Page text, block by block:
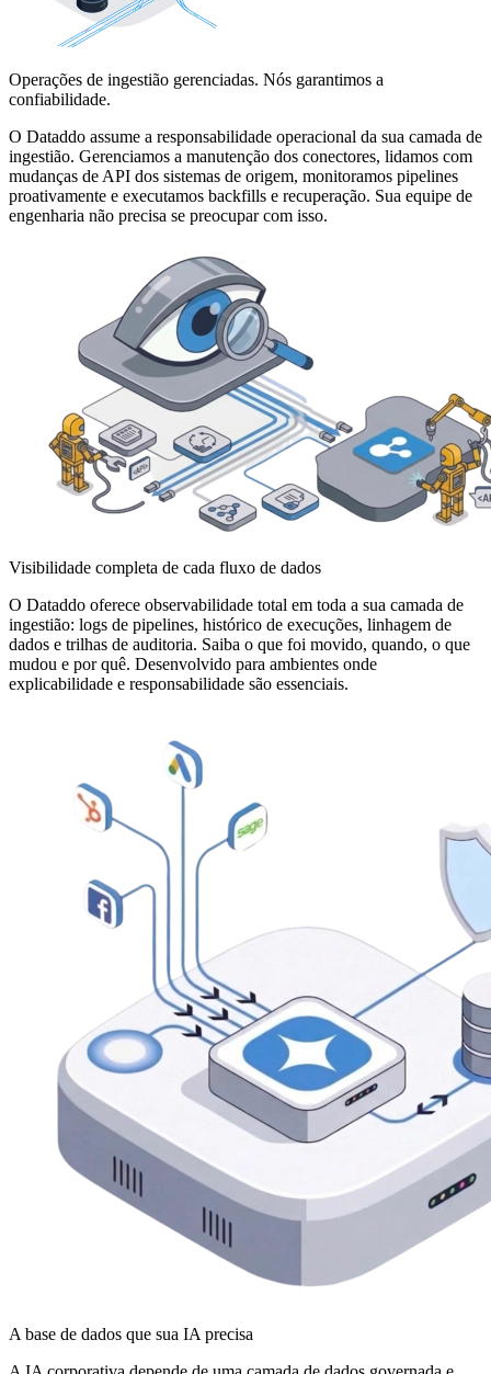
Operações de ingestião gerenciadas. Nós garantimos a
confiabilidade.
O Dataddo assume a responsabilidade operacional da sua camada de
ingestião. Gerenciamos a manutenção dos conectores, lidamos com
mudanças de API dos sistemas de origem, monitoramos pipelines
proativamente e executamos backfills e recuperação. Sua equipe de
engenharia não precisa se preocupar com isso.
Visibilidade completa de cada fluxo de dados
O Dataddo oferece observabilidade total em toda a sua camada de
ingestião: logs de pipelines, histórico de execuções, linhagem de
dados e trilhas de auditoria. Saiba o que foi movido, quando, o que
mudou e por quê. Desenvolvido para ambientes onde
explicabilidade e responsabilidade são essenciais.
A base de dados que sua IA precisa